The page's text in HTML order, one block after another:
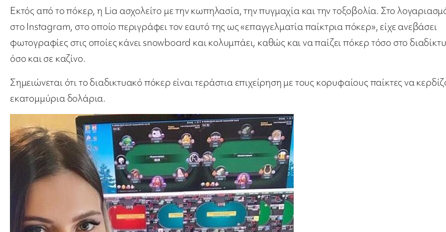
Εκτός από το πόκερ, η Lia ασχολείτο με την κωπηλασία, την πυγμαχία και την τοξοβολία. Στο
στο Instagram, στο οποίο περιγράφει τον εαυτό της ως «επαγγελματία παίκτρια πόκερ», είχε ανεβάσει
φωτογραφίες στις οποίες κάνει snowboard και κολυμπάει, καθώς και να παίζει πόκερ τόσο στο
όσο και σε καζίνο.
Σημειώνεται ότι το διαδικτυακό πόκερ είναι τεράστια επιχείρηση με τους κορυφαίους παίκτες να
εκατομμύρια δολάρια.